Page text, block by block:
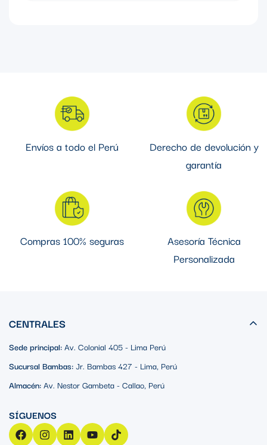
Envíos a todo el Perú
Derecho de devolución y
garantía
Compras 100% seguras
Asesoría Técnica
Personalizada
CENTRALES
Sede principal:Av. Colonial 405 - Lima Perú
Sucursal Bambas:Jr. Bambas 427 - Lima, Perú
Almacén:Av. Nestor Gambeta - Callao, Perú